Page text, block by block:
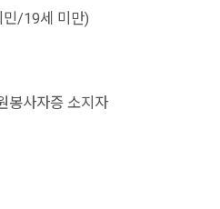
민/19세 미만)
봉사자증 소지자